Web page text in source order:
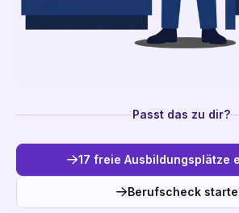
Passt das zu dir?
17 freie Ausbildungsplätze
Berufscheck